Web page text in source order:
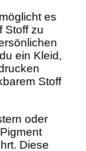
es
Stoff zu
ein Kleid,
Stoff
oder
Diese